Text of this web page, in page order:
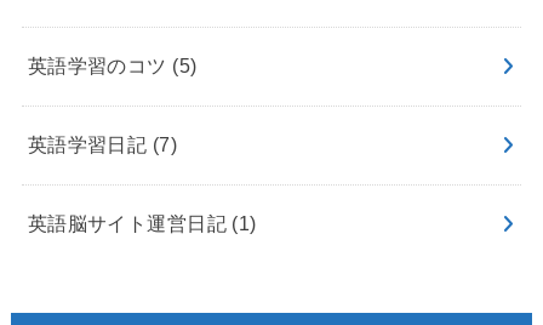
英語学習のコツ (5)
英語学習日記 (7)
英語脳サイト運営日記 (1)